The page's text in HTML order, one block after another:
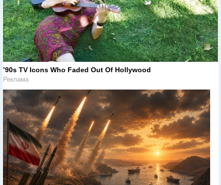
’90s TV Icons Who Faded Out Of Hollywood
Реклама